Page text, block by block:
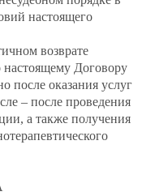
настоящего
возврате
Договору
после оказания услуг
– после проведения
а также получения